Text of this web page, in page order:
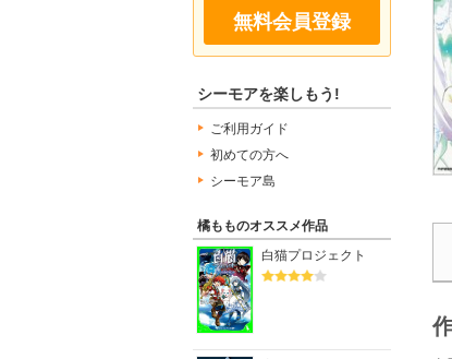
無料会員登録
シーモアを楽しもう!
ご利用ガイド
初めての方へ
シーモア島
橘もものオススメ作品
白猫プロジェクト